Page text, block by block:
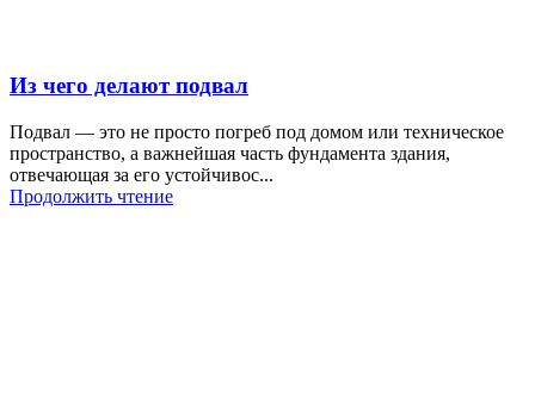
Из чего делают подвал
Подвал — это не просто погреб под домом или техническое
пространство, а важнейшая часть фундамента здания,
отвечающая за его устойчивос...
Продолжить чтение